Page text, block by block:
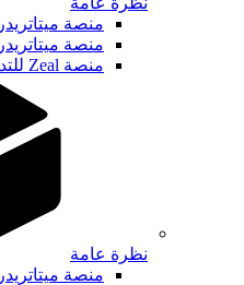
منصة ميتاتريدر ZFX 4 للكمبيوتر
منصة ميتاتريدر ZFX 4 لنظام تشغيل Mac
منصة Zeal للتداول عبر الانترنت
نظرة عامة
منصة ميتاتريدر ZFX 4 للجوال